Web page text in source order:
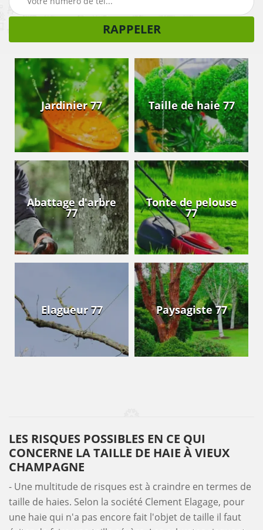
Jardinier 77 Taille de haie 77
Abattage d'arbre
77
Tonte de pelouse
77
Elagueur 77 Paysagiste 77
LES RISQUES POSSIBLES EN CE QUI
CONCERNE LA TAILLE DE HAIE À VIEUX
CHAMPAGNE
- Une multitude de risques est à craindre en termes de
taille de haies. Selon la société Clement Elagage, pour
une haie qui n'a pas encore fait l'objet de taille il faut